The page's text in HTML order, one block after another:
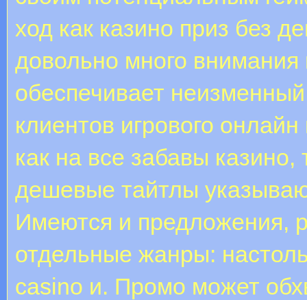
ход как казино приз без
довольно много
обеспечивает
клиентов игрового
как на все забавы
дешевые тайтлы
Имеются и предложения,
отдельные жанры:
casino и. Промо может